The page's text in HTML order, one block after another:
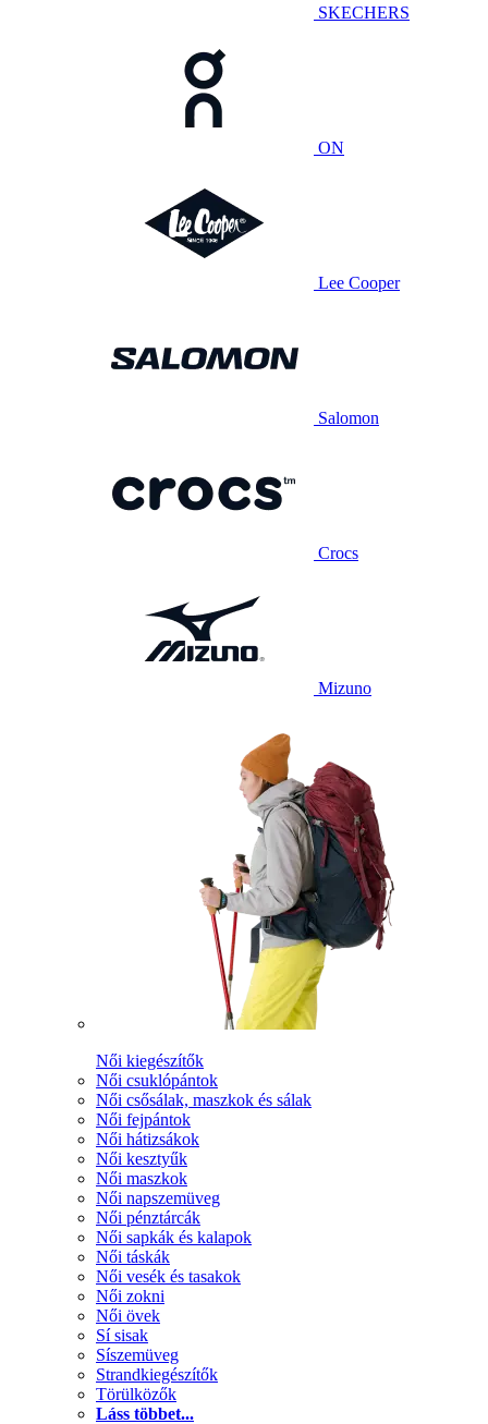
SKECHERS
ON
Lee Cooper
Salomon
Crocs
Mizuno
Női kiegészítők
Női csuklópántok
Női csősálak, maszkok és sálak
Női fejpántok
Női hátizsákok
Női kesztyűk
Női maszkok
Női napszemüveg
Női pénztárcák
Női sapkák és kalapok
Női táskák
Női vesék és tasakok
Női zokni
Női övek
Sí sisak
Síszemüveg
Strandkiegészítők
Törülközők
Láss többet...